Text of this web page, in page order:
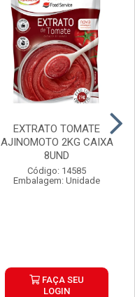
EXTRATO TOMATE
AJINOMOTO 2KG CAIXA
8UND
Código: 14585
Embalagem: Unidade
FAÇA SEU
LOGIN